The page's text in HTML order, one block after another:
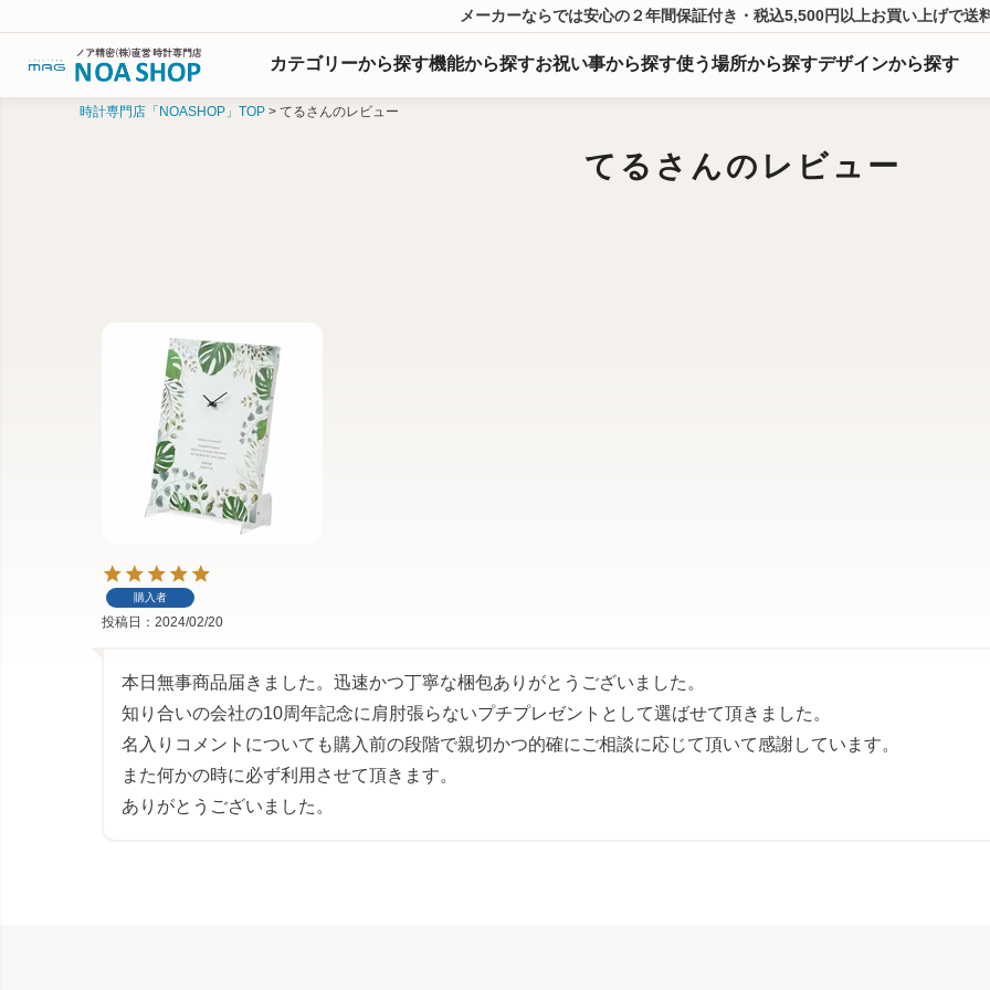
メーカーならでは安心の２年間保証付き・税込5,500円以上お買い上げで送
カテゴリーから探す機能から探すお祝い事から探す使う場所から探すデザインから探す
時計専門店「NOASHOP」TOP てるさんのレビュー
てるさんのレビュー
購入者
投稿日 2024/02/20
本日無事商品届きました。迅速かつ丁寧な梱包ありがとうございました。
知り合いの会社の10周年記念に肩肘張らないプチプレゼントとして選ばせて頂きました。
名入りコメントについても購入前の段階で親切かつ的確にご相談に応じて頂いて感謝しています。
また何かの時に必ず利用させて頂きます。
ありがとうございました。